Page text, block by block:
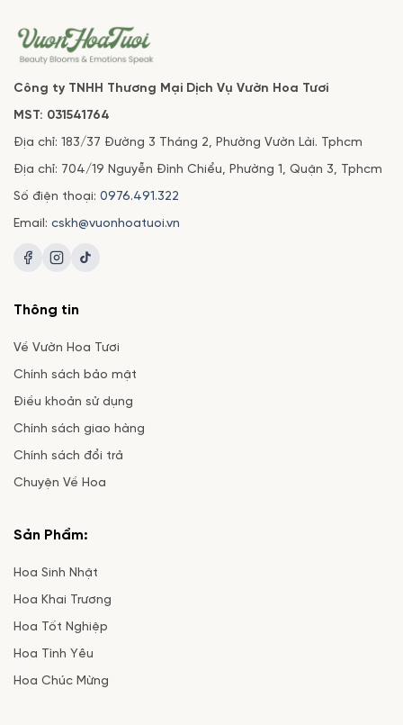
Công ty TNHH Thương Mại Dịch Vụ Vườn Hoa Tươi
MST: 031541764
Địa chỉ: 183/37 Đường 3 Tháng 2, Phường Vườn Lài. Tphcm
Địa chỉ: 704/19 Nguyễn Đình Chiểu, Phường 1, Quận 3, Tphcm
Số điện thoại: 0976.491.322
Email: cskh@vuonhoatuoi.vn
Thông tin
Về Vườn Hoa Tươi
Chính sách bảo mật
Điều khoản sử dụng
Chính sách giao hàng
Chính sách đổi trả
Chuyện Về Hoa
Sản Phẩm:
Hoa Sinh Nhật
Hoa Khai Trương
Hoa Tốt Nghiệp
Hoa Tình Yêu
Hoa Chúc Mừng